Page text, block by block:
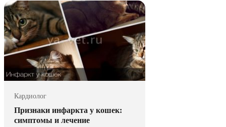
Кардиолог
Признаки инфаркта у кошек:
симптомы и лечение